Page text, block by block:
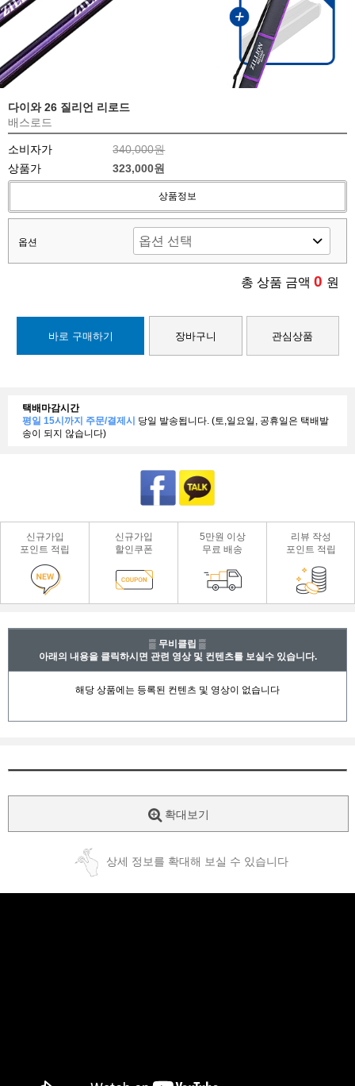
다이와 26 질리언 리로드
배스로드
소비자가
340,000원
상품가
323,000원
상품정보
옵션
총 상품 금액 0 원
바로 구매하기 장바구니 관심상품
택배마감시간
평일 15시까지 주문/결제시 당일 발송됩니다. (토,일요일, 공휴일은 택배발
송이 되지 않습니다)
신규가입
포인트 적립
신규가입
할인쿠폰
5만원 이상
무료 배송
리뷰 작성
포인트 적립
▒ 무비클립 ▒
아래의 내용을 클릭하시면 관련 영상 및 컨텐츠를 보실수 있습니다.
확대보기
상세 정보를 확대해 보실 수 있습니다